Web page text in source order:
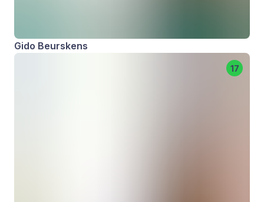
Gido Beurskens
17